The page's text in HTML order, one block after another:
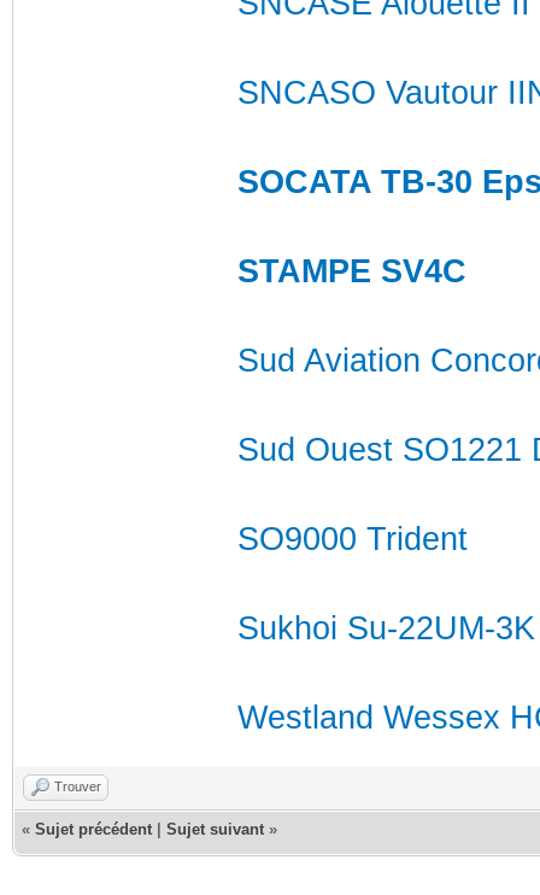
SNCASO Vautour
SOCATA TB-30
STAMPE SV4C
Sud Aviation
Sud Ouest SO1221
SO9000 Trident
Sukhoi Su-22UM-
Westland Wessex
Trouver
« Sujet précédent Sujet suivant »